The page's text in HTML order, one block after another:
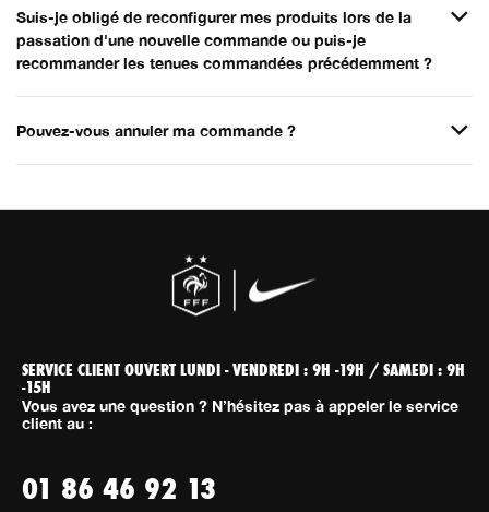
Suis-je obligé de reconfigurer mes produits lors de la
passation d'une nouvelle commande ou puis-je
recommander les tenues commandées précédemment ?
Pouvez-vous annuler ma commande ?
SERVICE CLIENT OUVERT LUNDI - VENDREDI : 9H -19H / SAMEDI : 9H
-15H
Vous avez une question ? N’hésitez pas à appeler le service
client au :
01 86 46 92 13